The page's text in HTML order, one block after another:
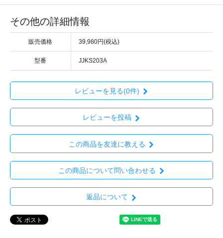
その他の詳細情報
販売価格 39,980円(税込)
型番 JJKS203A
レビューを見る(0件)
レビューを投稿
この商品を友達に教える
この商品について問い合わせる
返品について